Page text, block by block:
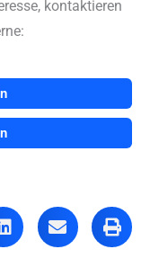
kontaktieren